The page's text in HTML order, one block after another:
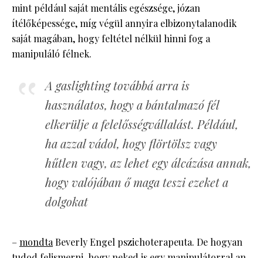
mint például saját mentális egészsége, józan
ítélőképessége, míg végül annyira elbizonytalanodik
saját magában, hogy feltétel nélkül hinni fog a
manipuláló félnek.
A gaslighting továbbá arra is
használatos, hogy a bántalmazó fél
elkerülje a felelősségvállalást. Például,
ha azzal vádol, hogy flörtölsz vagy
hűtlen vagy, az lehet egy álcázása annak,
hogy valójában ő maga teszi ezeket a
dolgokat
–mondtaBeverly Engel pszichoterapeuta. De hogyan